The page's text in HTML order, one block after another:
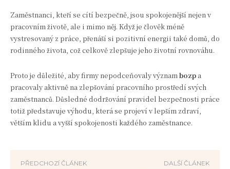
Zaměstnanci, kteří se cítí bezpečně, jsou spokojenější nejen v
pracovním životě, ale i mimo něj. Když je člověk méně
vystresovaný z práce, přenáší si pozitivní energii také domů, do
rodinného života, což celkově zlepšuje jeho životní rovnováhu.
Proto je důležité, aby firmy nepodceňovaly význambozp a
pracovaly aktivně na zlepšování pracovního prostředí svých
zaměstnanců. Důsledné dodržování pravidel bezpečnosti práce
totiž představuje výhodu, která se projeví v lepším zdraví,
větším klidu a vyšší spokojenosti každého zaměstnance.
PŘEDCHOZÍ ČLÁNEK DALŠÍ ČLÁNEK